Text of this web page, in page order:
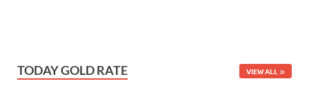
TODAY GOLD RATE VIEW ALL